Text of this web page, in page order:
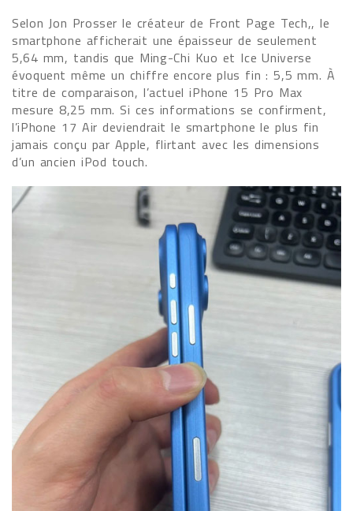
Selon Jon Prosser le créateur de Front Page Tech,, le
smartphone afficherait une épaisseur de seulement
5,64 mm, tandis que Ming-Chi Kuo et Ice Universe
évoquent même un chiffre encore plus fin : 5,5 mm. À
titre de comparaison, l’actuel iPhone 15 Pro Max
mesure 8,25 mm. Si ces informations se confirment,
l’iPhone 17 Air deviendrait le smartphone le plus fin
jamais conçu par Apple, flirtant avec les dimensions
d’un ancien iPod touch.